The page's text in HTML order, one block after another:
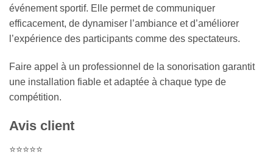
événement sportif. Elle permet de communiquer
efficacement, de dynamiser l’ambiance et d’améliorer
l’expérience des participants comme des spectateurs.
Faire appel à un professionnel de la sonorisation garantit
une installation fiable et adaptée à chaque type de
compétition.
Avis client
⭐⭐⭐⭐⭐